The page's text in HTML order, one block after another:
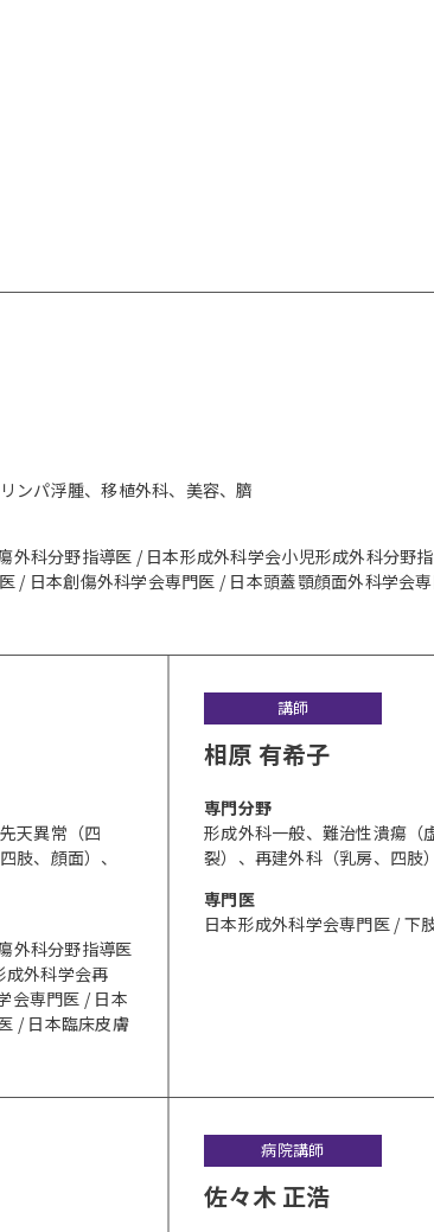
ンパ浮腫、移植外科、美容、臍
外科分野指導医 / 日本形成外科学会小児形成外科分野
/ 日本創傷外科学会専門医 / 日本頭蓋顎顔面外科学会
天異常（四
肢、顔面）、
外科分野指導医
成外科学会再
会専門医 / 日本
/ 日本臨床皮膚
講師
相原 有希子
専⾨分野
形成外科一般、難治性潰瘍（
裂）、再建外科（乳房、四肢
専門医
日本形成外科学会専門医 / 下
病院講師
佐々木 正浩